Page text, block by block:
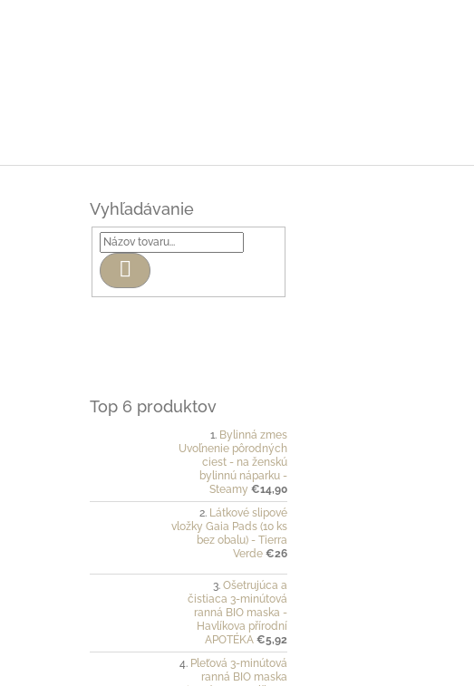
Vyhľadávanie
Hľadať
Top 6 produktov
Bylinná zmes
Uvoľnenie pôrodných
ciest - na ženskú
bylinnú náparku -
Steamy €14,90
Látkové slipové
vložky Gaia Pads (10 ks
bez obalu) - Tierra
Verde €26
Ošetrujúca a
čistiaca 3-minútová
ranná BIO maska -
Havlíkova přírodní
APOTÉKA €5,92
Pleťová 3-minútová
ranná BIO maska